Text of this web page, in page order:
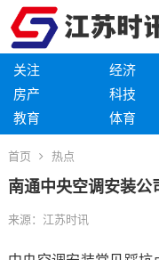
关注 经济
房产
科技
教育
体育
首页 热点
南通中央空调安装公
来源：江苏时讯